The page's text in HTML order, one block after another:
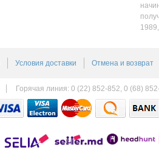
Условия доставки Отмена и возврат
Горячая линия: 0 (22) 852-852, 0 (68)